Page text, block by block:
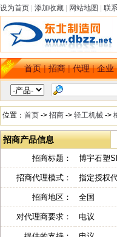
设为首页 添加收藏 网站地图 联
首页|招商|代理|企业
位置： 首页 -> 招商 -> 轻工机械 ->
招商产品信息
招商标题： 博宇石塑
招商代理模式： 指定授权
招商地区： 全国
对代理商要求： 电议